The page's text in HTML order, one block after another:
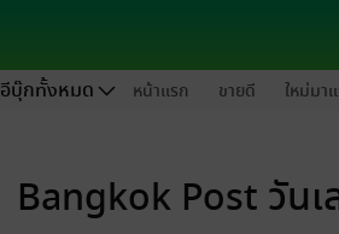
อีบุ๊กทั้งหมด หน้าแรก ขายดี ใหม่มา
Bangkok Post วัน